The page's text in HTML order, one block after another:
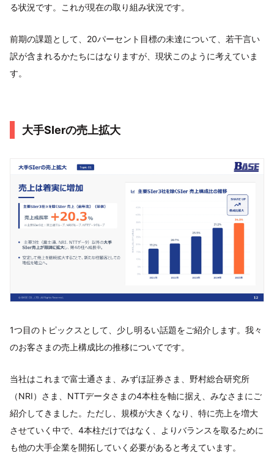
る状況です。これが現在の取り組み状況です。
前期の課題として、20パーセント目標の未達について、若干言い
訳が含まれるかたちにはなりますが、現状このように考えていま
す。
大手SIerの売上拡大
1つ目のトピックスとして、少し明るい話題をご紹介します。我々
のお客さまの売上構成比の推移についてです。
当社はこれまで富士通さま、みずほ証券さま、野村総合研究所
（NRI）さま、NTTデータさまの4本柱を軸に据え、みなさまにご
紹介してきました。ただし、規模が大きくなり、特に売上を増大
させていく中で、4本柱だけではなく、よりバランスを取るために
も他の大手企業を開拓していく必要があると考えています。